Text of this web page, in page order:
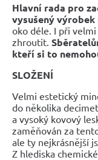
Hlavní rada pro
vysušený
oko déle. I při
zhroutit.
kteří si to
SLOŽENÍ
Velmi estetický
do několika
a vysoký kovový
zaměňován za
ale ty nejkrásnější
Z hlediska